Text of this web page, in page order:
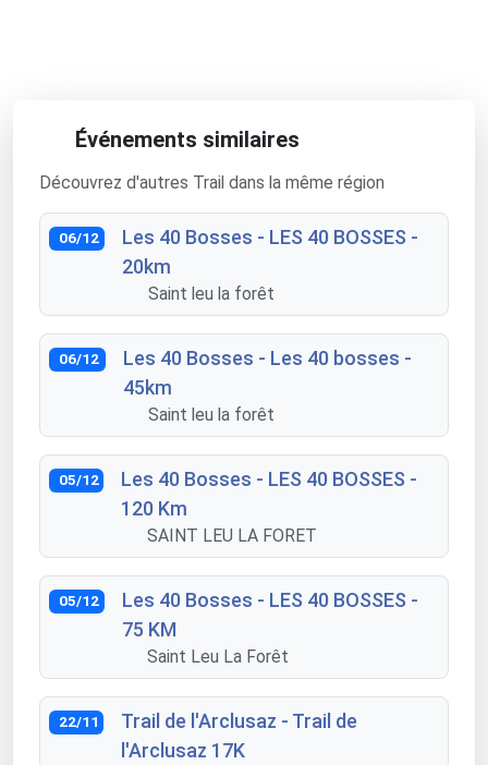
Événements similaires
Découvrez d'autres Trail dans la même région
06/12
Les 40 Bosses - LES 40 BOSSES -
20km
Saint leu la forêt
06/12
Les 40 Bosses - Les 40 bosses -
45km
Saint leu la forêt
05/12
Les 40 Bosses - LES 40 BOSSES -
120 Km
SAINT LEU LA FORET
05/12
Les 40 Bosses - LES 40 BOSSES -
75 KM
Saint Leu La Forêt
22/11
Trail de l'Arclusaz - Trail de
l'Arclusaz 17K